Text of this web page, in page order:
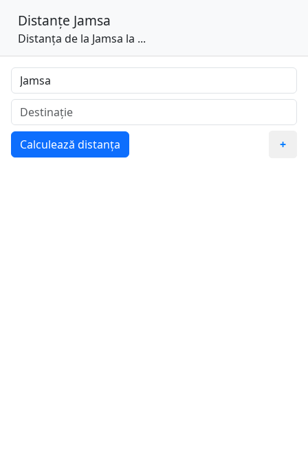
Distanțe Jamsa
Distanța de la Jamsa la ...
Calculează distanța +